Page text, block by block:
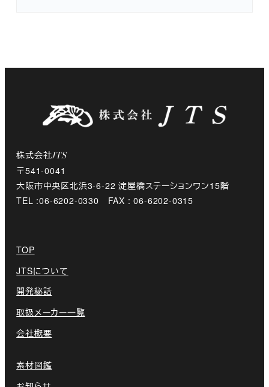
株式会社JTS
〒541-0041
大阪市中央区北浜3-6-22 淀屋橋ステーションワン15階
TEL :06-6202-0330 FAX : 06-6202-0315
TOP
JTSについて
開発秘話
取扱メーカー一覧
会社概要
素材図鑑